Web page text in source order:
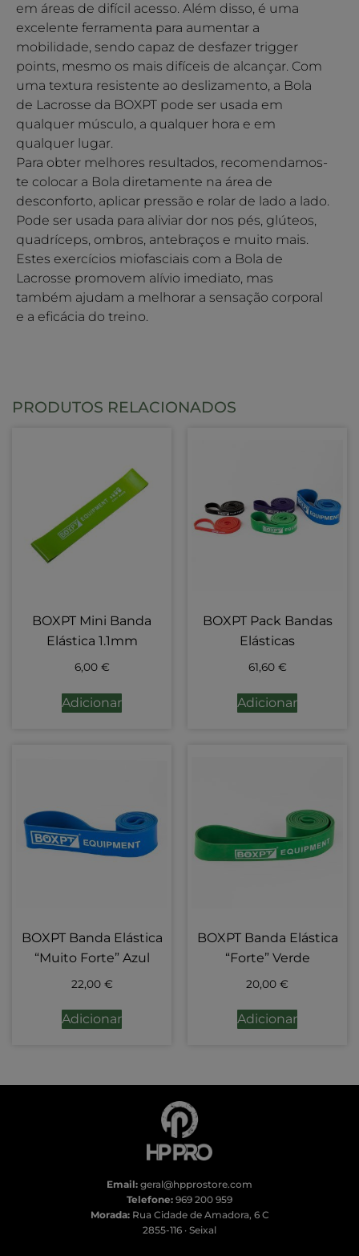
em áreas de difícil acesso. Além disso, é uma
excelente ferramenta para aumentar a
mobilidade, sendo capaz de desfazer trigger
points, mesmo os mais difíceis de alcançar. Com
uma textura resistente ao deslizamento, a Bola
de Lacrosse da BOXPT pode ser usada em
qualquer músculo, a qualquer hora e em
qualquer lugar.
Para obter melhores resultados, recomendamos-
te colocar a Bola diretamente na área de
desconforto, aplicar pressão e rolar de lado a lado.
Pode ser usada para aliviar dor nos pés, glúteos,
quadríceps, ombros, antebraços e muito mais.
Estes exercícios miofasciais com a Bola de
Lacrosse promovem alívio imediato, mas
também ajudam a melhorar a sensação corporal
e a eficácia do treino.
PRODUTOS RELACIONADOS
BOXPT Mini Banda
Elástica 1.1mm
6,00 €
Adicionar
BOXPT Pack Bandas
Elásticas
61,60 €
Adicionar
BOXPT Banda Elástica
“Muito Forte” Azul
22,00 €
Adicionar
BOXPT Banda Elástica
“Forte” Verde
20,00 €
Adicionar
Email: geral@hpprostore.com
Telefone: 969 200 959
Morada:Rua Cidade de Amadora, 6 C
2855-116 · Seixal